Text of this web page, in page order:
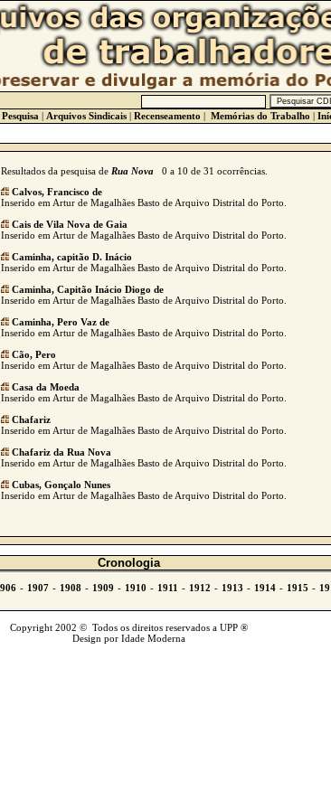
Pesquisa | Arquivos Sindicais | Recenseamento | Memórias do Trabalho |
Resultados da pesquisa de Rua Nova0 a 10 de 31 ocorrências.
Calvos, Francisco de
Inserido em Artur de Magalhães Basto de Arquivo Distrital do Porto.
Cais de Vila Nova de Gaia
Inserido em Artur de Magalhães Basto de Arquivo Distrital do Porto.
Caminha, capitão D. Inácio
Inserido em Artur de Magalhães Basto de Arquivo Distrital do Porto.
Caminha, Capitão Inácio Diogo de
Inserido em Artur de Magalhães Basto de Arquivo Distrital do Porto.
Caminha, Pero Vaz de
Inserido em Artur de Magalhães Basto de Arquivo Distrital do Porto.
Cão, Pero
Inserido em Artur de Magalhães Basto de Arquivo Distrital do Porto.
Casa da Moeda
Inserido em Artur de Magalhães Basto de Arquivo Distrital do Porto.
Chafariz
Inserido em Artur de Magalhães Basto de Arquivo Distrital do Porto.
Chafariz da Rua Nova
Inserido em Artur de Magalhães Basto de Arquivo Distrital do Porto.
Cubas, Gonçalo Nunes
Inserido em Artur de Magalhães Basto de Arquivo Distrital do Porto.
Cronologia
Copyright 2002 © Todos os direitos reservados a UPP ®
Design por Idade Moderna